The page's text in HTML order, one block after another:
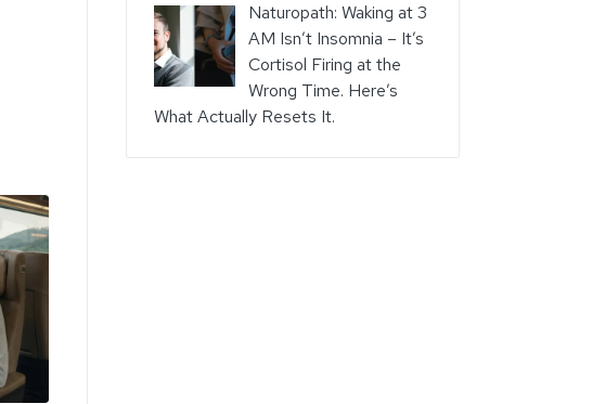
Naturopath: Waking at 3
AM Isn’t Insomnia – It’s
Cortisol Firing at the
Wrong Time. Here’s
What Actually Resets It.